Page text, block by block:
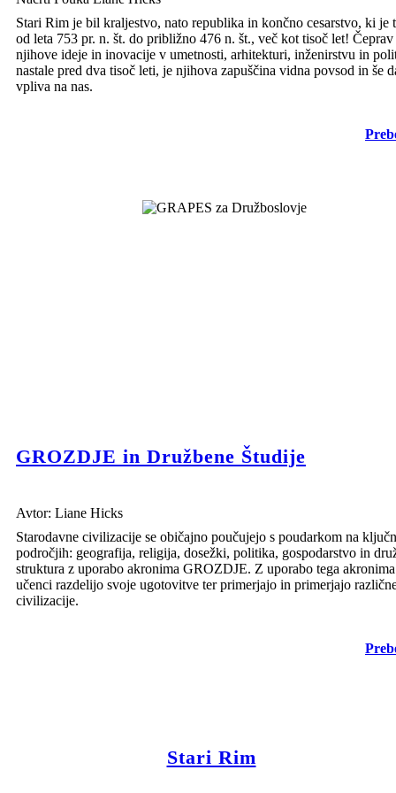
Stari Rim je bil kraljestvo, nato republika in končno cesarstvo, ki je
od leta 753 pr. n. št. do približno 476 n. št., več kot tisoč let! Čeprav
njihove ideje in inovacije v umetnosti, arhitekturi, inženirstvu in
nastale pred dva tisoč leti, je njihova zapuščina vidna povsod in še
vpliva na nas.
GROZDJE in Družbene Študije
Avtor: Liane Hicks
Starodavne civilizacije se običajno poučujejo s poudarkom na
področjih: geografija, religija, dosežki, politika, gospodarstvo in
struktura z uporabo akronima GROZDJE. Z uporabo tega
učenci razdelijo svoje ugotovitve ter primerjajo in primerjajo
civilizacije.
Stari Rim